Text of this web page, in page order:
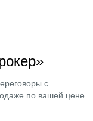
с
по вашей цене